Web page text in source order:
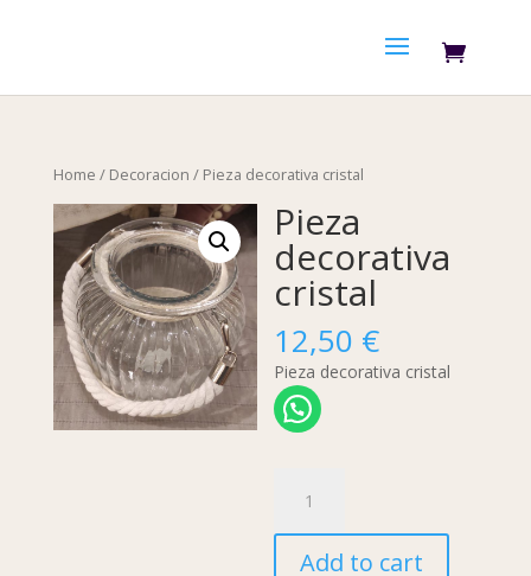
Home / Decoracion / Pieza decorativa cristal
Pieza
decorativa
cristal
12,50 €
Pieza decorativa cristal
decorativa
cristal
quantity
Add to cart